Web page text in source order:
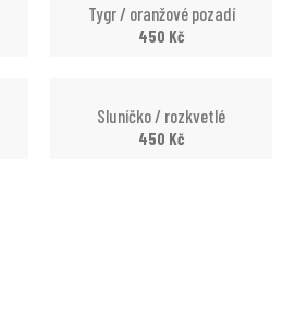
Tygr / oranžové pozadí
450 Kč
Sluníčko / rozkvetlé
450 Kč